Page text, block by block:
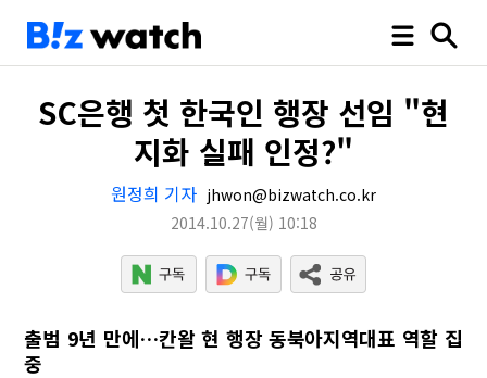
SC은행 첫 한국인 행장 선임 "현
지화 실패 인정?"
원정희 기자 jhwon@bizwatch.co.kr
2014.10.27(월) 10:18
출범 9년 만에…칸왈 현 행장 동북아지역대표 역할 집
중